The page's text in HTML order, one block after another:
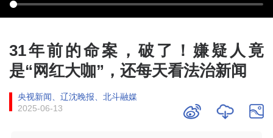
31年前的命案，破了！嫌疑人竟
是“网红大咖”，还每天看法治新闻
央视新闻、辽沈晚报、北斗融媒
2025-06-13